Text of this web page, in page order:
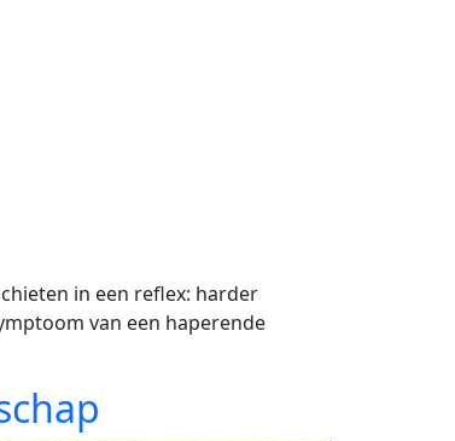
in een reflex: harder
van een haperende